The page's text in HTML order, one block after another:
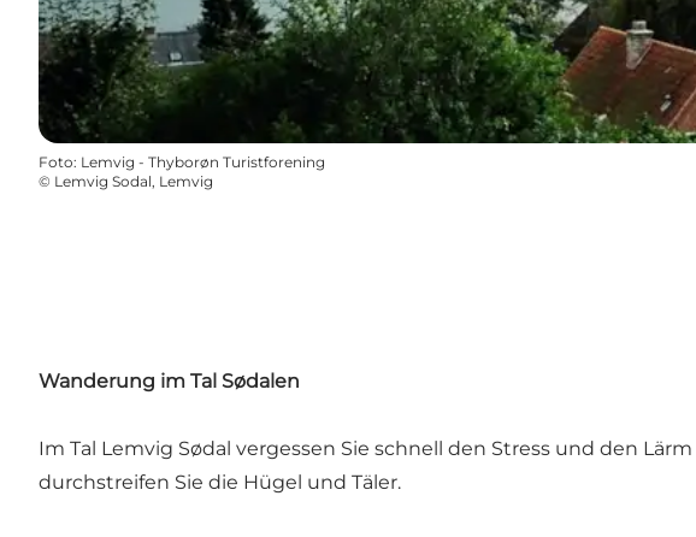
Foto: Lemvig - Thyborøn Turistforening
© Lemvig Sodal, Lemvig
Wanderung im Tal Sødalen
Im Tal Lemvig Sødal vergessen Sie schnell den Stress und den
durchstreifen Sie die Hügel und Täler.